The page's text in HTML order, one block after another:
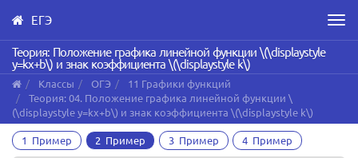
Skip
main
content
ЕГЭ
Теория: Положение графика линейной функции \(\displaystyle
y=kx+b\) и знак коэффициента \(\displaystyle k\)
Классы ОГЭ
11 Графики функций
Теория: 04. Положение графика линейной функции \
(\displaystyle y=kx+b\) и знак коэффициента \(\displaystyle k\)
1 Пример 2 Пример 3 Пример 4 Пример